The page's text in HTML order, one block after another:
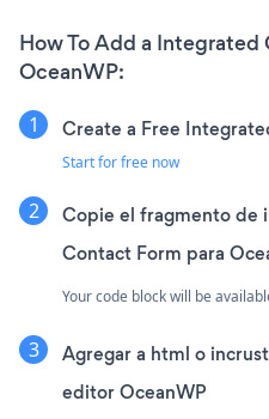
How To Add a
OceanWP:
Create a Free
Start for free now
Copie el fragmento de
Contact Form para
Your code block will be
Agregar a html o
editor OceanWP